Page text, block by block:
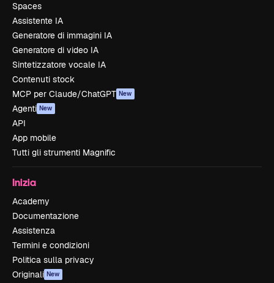
Spaces
Assistente IA
Generatore di immagini IA
Generatore di video IA
Sintetizzatore vocale IA
Contenuti stock
MCP per Claude/ChatGPT New
Agenti New
API
App mobile
Tutti gli strumenti Magnific
Inizia
Academy
Documentazione
Assistenza
Termini e condizioni
Politica sulla privacy
Originali New